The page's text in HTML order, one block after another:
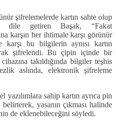
şifrelemelerde kartın sahte olup
dile getiren Başak, “Fakat
karşın her ihtimale karşı görünür
bu bilgilerin aynısı kartın
şifrelendi. Bu çipin içinde bir
takıldığında bilgiler teşhis
aslında, elektronik şifreleme
sahip kartın ayrıca pin
yasanın çıkması halinde
de eklenebileceğini söyledi.